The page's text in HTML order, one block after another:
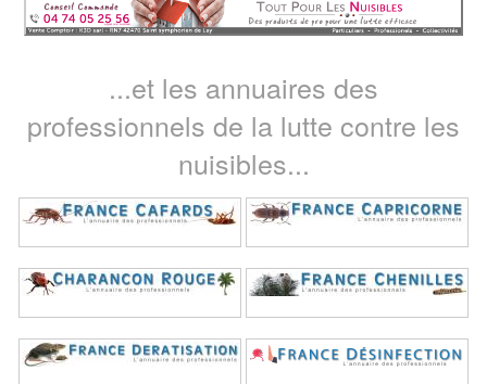
...et les annuaires des
professionnels de la lutte contre les
nuisibles...